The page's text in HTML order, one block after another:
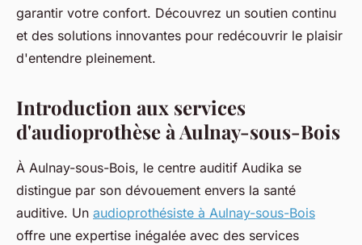
garantir votre confort. Découvrez un soutien continu
et des solutions innovantes pour redécouvrir le plaisir
d'entendre pleinement.
Introduction aux services
d'audioprothèse à Aulnay-sous-Bois
À Aulnay-sous-Bois, le centre auditif Audika se
distingue par son dévouement envers la santé
auditive. Un audioprothésiste à Aulnay-sous-Bois
offre une expertise inégalée avec des services